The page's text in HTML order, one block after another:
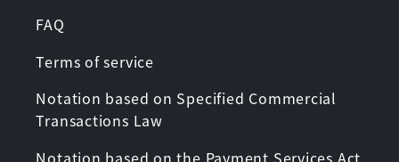
FAQ
Terms of service
Notation based on Specified Commercial
Transactions Law
Notation based on the Payment Services Act